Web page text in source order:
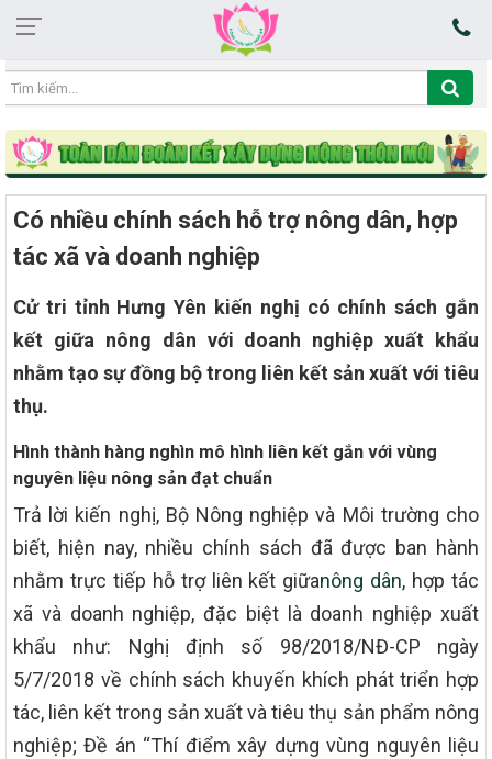
19:41:12 07/08/2026
Có nhiều chính sách hỗ trợ nông dân, hợp
tác xã và doanh nghiệp
Cử tri tỉnh Hưng Yên kiến nghị có chính sách gắn
kết giữa nông dân với doanh nghiệp xuất khẩu
nhằm tạo sự đồng bộ trong liên kết sản xuất với tiêu
thụ.
Hình thành hàng nghìn mô hình liên kết gắn với vùng
nguyên liệu nông sản đạt chuẩn
Trả lời kiến nghị, Bộ Nông nghiệp và Môi trường cho
biết, hiện nay, nhiều chính sách đã được ban hành
nhằm trực tiếp hỗ trợ liên kết giữanông dân, hợp tác
xã và doanh nghiệp, đặc biệt là doanh nghiệp xuất
khẩu như: Nghị định số 98/2018/NĐ-CP ngày
5/7/2018 về chính sách khuyến khích phát triển hợp
tác, liên kết trong sản xuất và tiêu thụ sản phẩm nông
nghiệp; Đề án “Thí điểm xây dựng vùng nguyên liệu